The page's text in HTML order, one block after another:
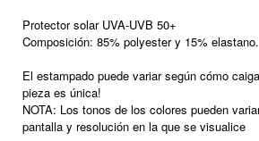
Protector solar UVA-UVB 50+
Composición: 85% polyester y 15% elastano.
El estampado puede variar según cómo
pieza es única!
NOTA: Los tonos de los colores pueden
pantalla y resolución en la que se visualice